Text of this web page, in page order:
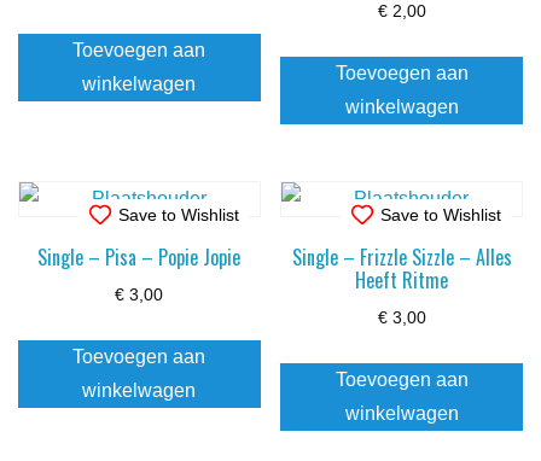
Toevoegen aan
winkelwagen
€2,00
Toevoegen aan
winkelwagen
Save to Wishlist
Single – Pisa – Popie Jopie
€ 3,00
Toevoegen aan
winkelwagen
Save to Wishlist
Single – Frizzle Sizzle – Alles
Heeft Ritme
€3,00
Toevoegen aan
winkelwagen